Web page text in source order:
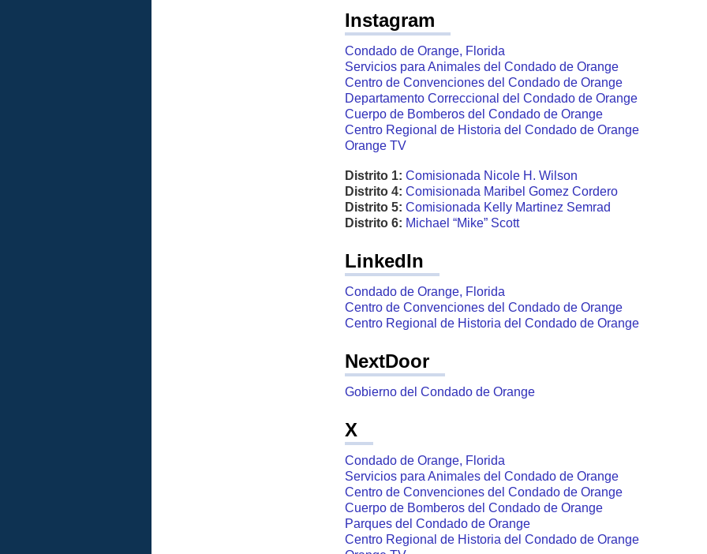
Instagram
Condado de Orange, Florida
Servicios para Animales del Condado de Orange
Centro de Convenciones del Condado de Orange
Departamento Correccional del Condado de Orange
Cuerpo de Bomberos del Condado de Orange
Centro Regional de Historia del Condado de Orange
Orange TV
Distrito 1:Comisionada Nicole H. Wilson
Distrito 4:Comisionada Maribel Gomez Cordero
Distrito 5:Comisionada Kelly Martinez Semrad
Distrito 6: Michael “Mike” Scott
LinkedIn
Condado de Orange, Florida
Centro de Convenciones del Condado de Orange
Centro Regional de Historia del Condado de Orange
NextDoor
Gobierno del Condado de Orange
X
Condado de Orange, Florida
Servicios para Animales del Condado de Orange
Centro de Convenciones del Condado de Orange
Cuerpo de Bomberos del Condado de Orange
Parques del Condado de Orange
Centro Regional de Historia del Condado de Orange